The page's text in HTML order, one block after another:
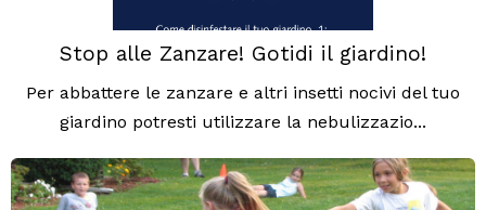
Stop alle Zanzare! Gotidi il giardino!
Per abbattere le zanzare e altri insetti nocivi del tuo
giardino potresti utilizzare la nebulizzazio...